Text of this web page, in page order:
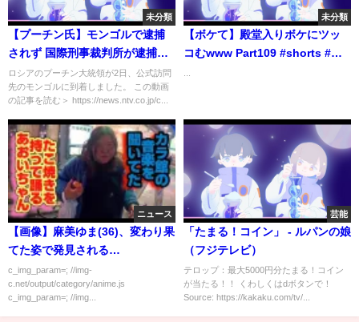
未分類
【プーチン氏】モンゴルで逮捕
されず 国際刑事裁判所が逮捕状
も… #shorts
ロシアのプーチン大統領が2日、公式訪問
先のモンゴルに到着しました。 この動画
の記事を読む＞ https://news.ntv.co.jp/c...
未分類
【ボケて】殿堂入りボケにツッ
コむwww Part109 #shorts #ボ
ニュース
【画像】麻美ゆま(36)、変わり果
てた姿で発見される…
c_img_param=; //img-
c.net/output/category/anime.js
c_img_param=; //img...
芸能
「たまる！コイン」 - ルパンの娘
（フジテレビ）
テロップ：最大5000円分たまる！コイン
が当たる！！ くわしくはdボタンで！
Source: https://kakaku.com/tv/...